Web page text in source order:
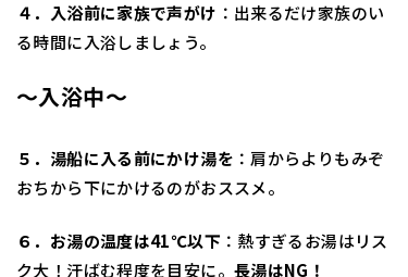
４．入浴前に家族で声がけ ：出来るだけ家族のい
る時間に入浴しましょう。
～入浴中～
５．湯船に入る前にかけ湯を ：肩からよりもみぞ
おちから下にかけるのがおススメ。
６．お湯の温度は41℃以下 ：熱すぎるお湯はリス
ク大！汗ばむ程度を目安に。 長湯はNG！